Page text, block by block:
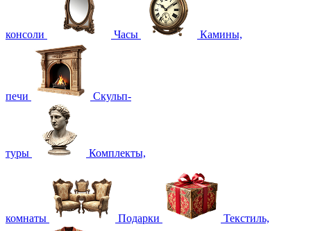
консоли Часы Камины,
печи Скульп-
туры Комплекты,
комнаты Подарки Текстиль,